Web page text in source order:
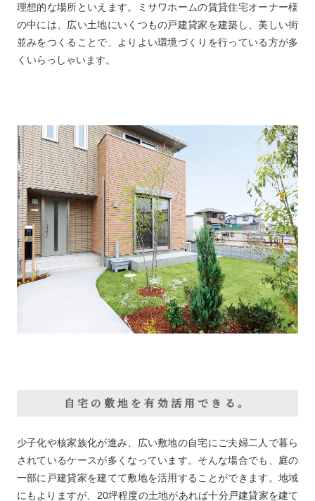
理想的な場所といえます。ミサワホームの賃貸住宅オーナー様
の中には、広い土地にいくつもの戸建貸家を建築し、美しい街
並みをつくることで、よりよい環境づくりを行っている方が多
くいらっしゃいます。
自宅の敷地を有効活用できる。
少子化や核家族化が進み、広い敷地の自宅にご夫婦二人で暮ら
されているケースが多くなっています。そんな場合でも、庭の
一部に戸建貸家を建てて敷地を活用することができます。地域
にもよりますが、20坪程度の土地があれば十分戸建貸家を建て